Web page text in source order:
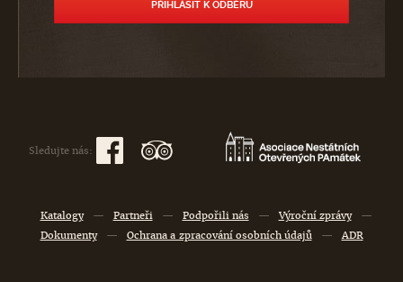
Sledujte nás:
Katalogy — Partneři — Podpořili nás — Výroční zprávy
—
Dokumenty
— Ochrana a zpracování osobních údajů — ADR